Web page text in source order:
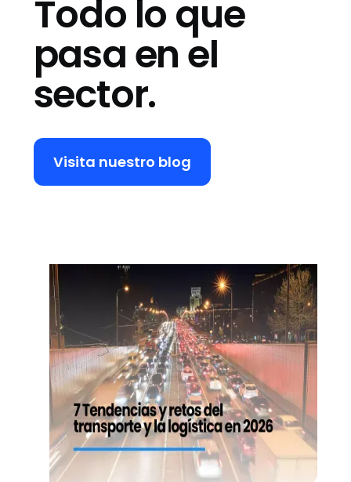
Todo lo que
pasa en el
sector.
Visita nuestro blog